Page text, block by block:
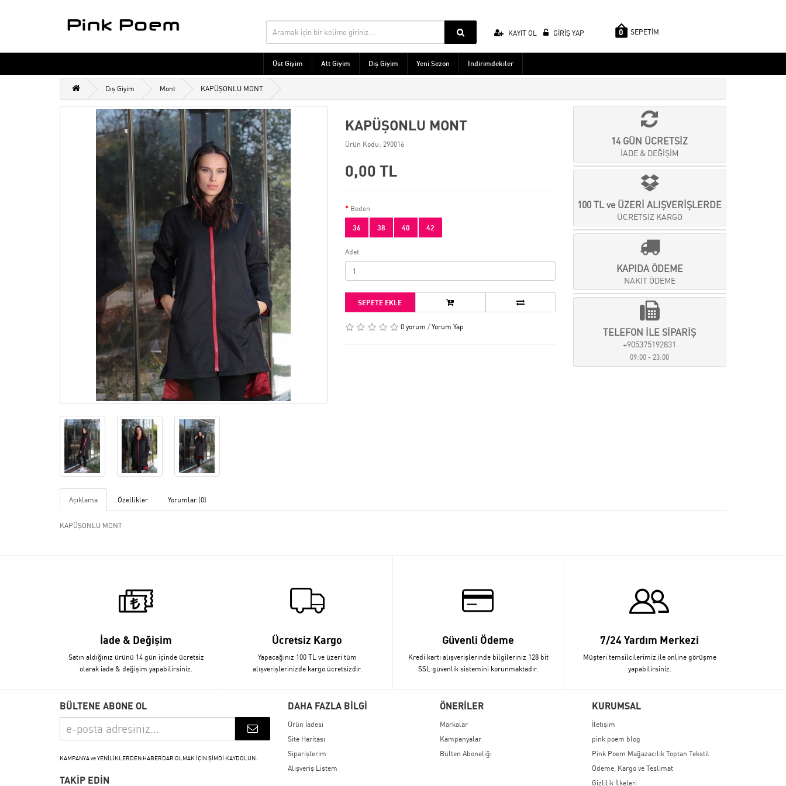
KAYIT OL GİRİŞ YAP 0 SEPETİM
Üst Giyim Alt Giyim Dış Giyim Yeni Sezon İndirimdekiler
Dış Giyim Mont KAPÜŞONLU MONT
KAPÜŞONLU MONT
Ürün Kodu: 290016
0,00 TL
Beden
36 38 40 42
Adet
SEPETE EKLE
0 yorum / Yorum Yap
14 GÜN ÜCRETSİZ
İADE & DEĞİŞİM
100 TL ve ÜZERİ ALIŞVERİŞLERDE
ÜCRETSİZ KARGO
KAPIDA ÖDEME
NAKİT ÖDEME
TELEFON İLE SİPARİŞ
+905375192831
09:00 - 23:00
Açıklama Özellikler Yorumlar (0)
KAPÜŞONLU MONT
İade & Değişim
Satın aldığınız ürünü 14 gün içinde ücretsiz
olarak iade & değişim yapabilirsiniz.
Ücretsiz Kargo
Yapacağınız 100 TL ve üzeri tüm
alışverişlerinizde kargo ücretsizdir.
Güvenli Ödeme
Kredi kartı alışverişlerinde bilgileriniz 128 bit
SSL güvenlik sistemini korunmaktadır.
7/24 Yardım Merkezi
Müşteri temsilcilerimiz ile online görüşme
yapabilirsiniz.
BÜLTENE ABONE OL
KAMPANYA ve YENİLİKLERDEN HABERDAR OLMAK İÇİN ŞİMDİ KAYDOLUN.
TAKİP EDİN
DAHA FAZLA BİLGİ
Ürün İadesi
Site Haritası
Siparişlerim
Alışveriş Listem
ÖNERİLER
Markalar
Kampanyalar
Bülten Aboneliği
KURUMSAL
İletişim
pink poem blog
Pink Poem Mağazacılık Toptan Tekstil
Ödeme, Kargo ve Teslimat
Gizlilik İlkeleri